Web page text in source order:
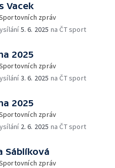
Vacek
zpráv
5. 6. 2025 na ČT sport
2025
zpráv
3. 6. 2025 na ČT sport
2025
zpráv
2. 6. 2025 na ČT sport
Sáblíková
zpráv